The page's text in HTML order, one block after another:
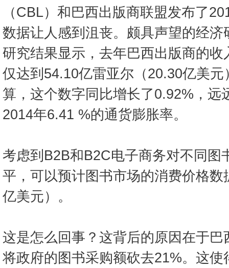
（CBL）和巴西出版商联盟发布了
数据让人感到沮丧。颇具声望的经
研究结果显示，去年巴西出版商的
仅达到54.10亿雷亚尔（20.30亿美
算，这个数字同比增长了0.92%，远
2014年6.41 %的通货膨胀率。
考虑到B2B和B2C电子商务对不同图
平，可以预计图书市场的消费价格
亿美元）。
这是怎么回事？这背后的原因在于
将政府的图书采购额砍去21%。这